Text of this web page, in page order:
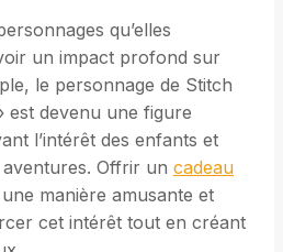
qu’elles
un impact profond sur
le personnage de Stitch
est devenu une figure
l’intérêt des enfants et
Offrir un cadeau
manière amusante et
cet intérêt tout en créant